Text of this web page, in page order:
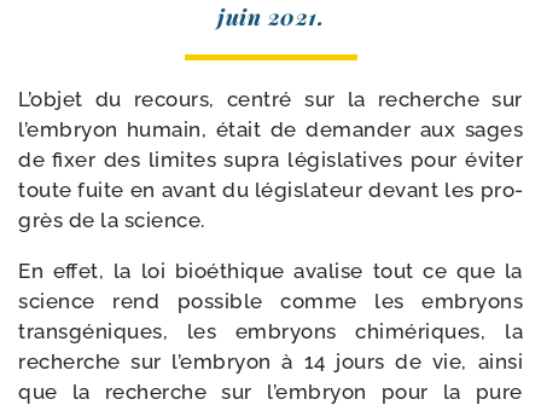
juin 2021.
L’objet du recours, cen­tré sur la recherche sur
l’embryon humain, était de deman­der aux sages
de fixer des limites supra légis­la­tives pour évi­ter
toute fuite en avant du légis­la­teur devant les pro­
grès de la science.
En effet, la loi bioé­thique ava­lise tout ce que la
science rend pos­sible comme les embryons
trans­gé­niques, les embryons chi­mé­riques, la
recherche sur l’embryon à 14 jours de vie, ain­si
que la recherche sur l’embryon pour la pure